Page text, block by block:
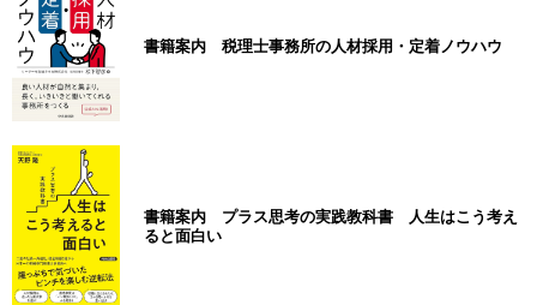
書籍案内 税理士事務所の人材採用・定着ノウハウ
書籍案内 プラス思考の実践教科書 人生はこう考え
ると面白い